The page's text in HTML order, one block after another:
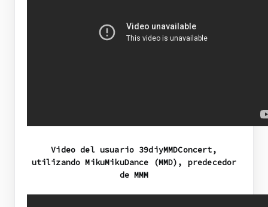
Video del usuario 39diyMMDConcert,
utilizando MikuMikuDance (MMD), predecedor
de MMM